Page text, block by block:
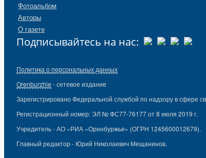
Фотоальбом
Авторы
О газете
Подписывайтесь на нас:
Политика о персональных данных
Orenburzhie - сетевое издание
Зарегистрировано Федеральной службой по надзору в сфере
Регистрационный номер: ЭЛ № ФС77-76177 от 8 июля 2019 г.
Учредитель - АО «РИА «Оренбуржье» (ОГРН 1245600012679).
Главный редактор - Юрий Николаевич Мещанинов.